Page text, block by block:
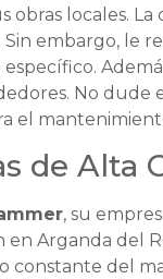
locales.
Sin embargo,
No dude
el
de Alta
, su
Arganda del
del